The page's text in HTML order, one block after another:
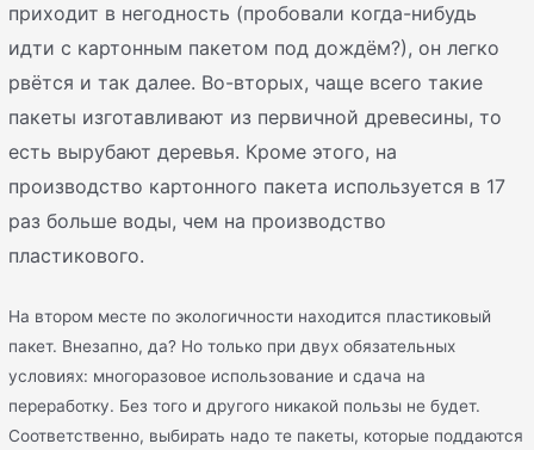
приходит в негодность (пробовали когда-нибудь
идти с картонным пакетом под дождём?), он легко
рвётся и так далее. Во-вторых, чаще всего такие
пакеты изготавливают из первичной древесины, то
есть вырубают деревья. Кроме этого, на
производство картонного пакета используется в 17
раз больше воды, чем на производство
пластикового.
На втором месте по экологичности находится пластиковый
пакет. Внезапно, да? Но только при двух обязательных
условиях: многоразовое использование и сдача на
переработку. Без того и другого никакой пользы не будет.
Соответственно, выбирать надо те пакеты, которые поддаются